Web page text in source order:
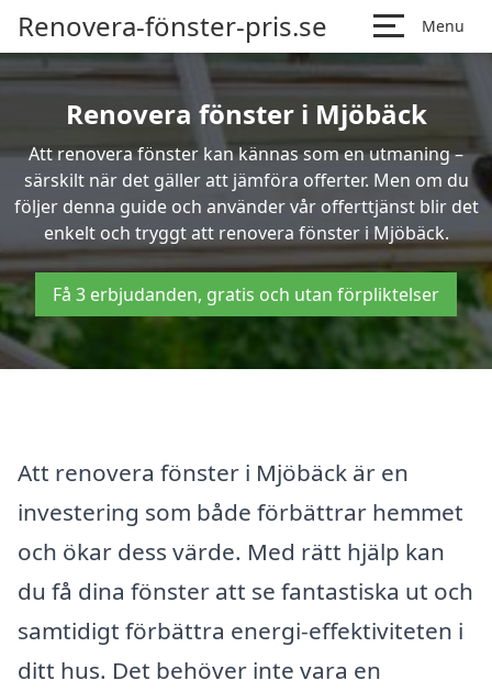
Renovera-fönster-pris.se Menu
Renovera fönster i Mjöbäck
Att renovera fönster kan kännas som en utmaning –
särskilt när det gäller att jämföra offerter. Men om du
följer denna guide och använder vår offerttjänst blir det
enkelt och tryggt att renovera fönster i Mjöbäck.
Få 3 erbjudanden, gratis och utan förpliktelser
Att renovera fönster i Mjöbäck är en
investering som både förbättrar hemmet
och ökar dess värde. Med rätt hjälp kan
du få dina fönster att se fantastiska ut och
samtidigt förbättra energi-effektiviteten i
ditt hus. Det behöver inte vara en